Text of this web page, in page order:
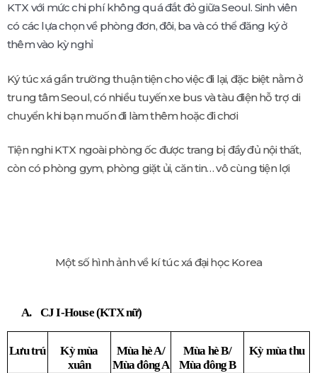
KTX với mức chi phí không quá đắt đỏ giữa Seoul. Sinh viên
có các lựa chọn về phòng đơn, đôi, ba và có thể đăng ký ở
thêm vào kỳ nghỉ
Ký túc xá gần trường thuận tiện cho việc đi lại, đặc biệt nằm ở
trung tâm Seoul, có nhiều tuyến xe bus và tàu điện hỗ trợ di
chuyển khi bạn muốn đi làm thêm hoặc đi chơi
Tiện nghi KTX ngoài phòng ốc được trang bị đầy đủ nội thất,
còn có phòng gym, phòng giặt ủi, căn tin… vô cùng tiện lợi
Một số hình ảnh về kí túc xá đại học Korea
A. CJ I-House (KTX nữ)
Lưu trú
Kỳ mùa
xuân
Mùa hè A/
Mùa đông A
Mùa hè B/
Mùa đông B
Kỳ mùa thu